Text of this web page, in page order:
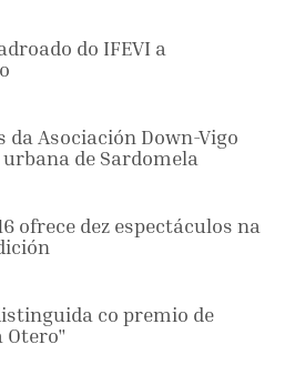
do IFEVI a
da Asociación Down-Vigo
de Sardomela
ofrece dez espectáculos na
co premio de
Otero"